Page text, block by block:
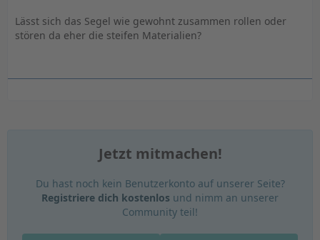
Lässt sich das Segel wie gewohnt zusammen rollen oder
stören da eher die steifen Materialien?
Jetzt mitmachen!
Du hast noch kein Benutzerkonto auf unserer Seite?
Registriere dich kostenlos und nimm an unserer
Community teil!